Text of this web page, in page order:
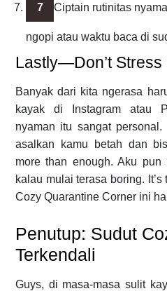
Ciptain rutinitas
ngopi atau waktu baca di
Lastly—Don’t Stress
Banyak dari kita ngerasa
kayak di Instagram atau
nyaman itu sangat
asalkan kamu betah dan
more than enough. Aku
kalau mulai terasa boring.
Cozy Quarantine Corner ini
Penutup: Sudut
Terkendali
Guys, di masa-masa sulit